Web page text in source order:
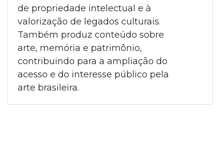
de propriedade intelectual e à
valorização de legados culturais.
Também produz conteúdo sobre
arte, memória e patrimônio,
contribuindo para a ampliação do
acesso e do interesse público pela
arte brasileira.